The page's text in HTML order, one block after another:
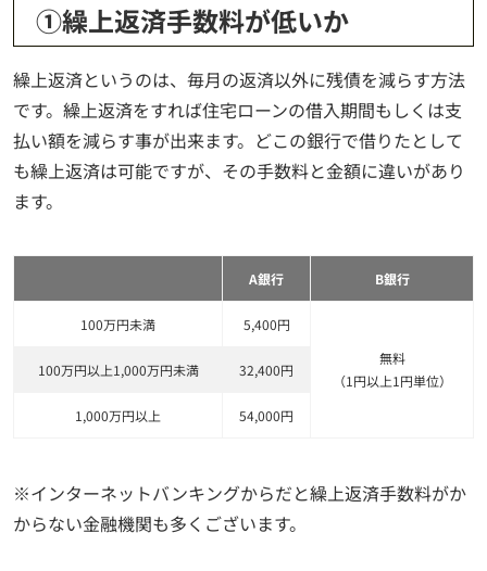
①繰上返済手数料が低いか
繰上返済というのは、毎月の返済以外に残債を減らす方法
です。繰上返済をすれば住宅ローンの借入期間もしくは支
払い額を減らす事が出来ます。どこの銀行で借りたとして
も繰上返済は可能ですが、その手数料と金額に違いがあり
ます。
A銀行 B銀行
100万円未満
5,400円
無料
（1円以上1円単位）
100万円以上1,000万円未満 32,400円
1,000万円以上 54,000円
※インターネットバンキングからだと繰上返済手数料がか
からない金融機関も多くございます。